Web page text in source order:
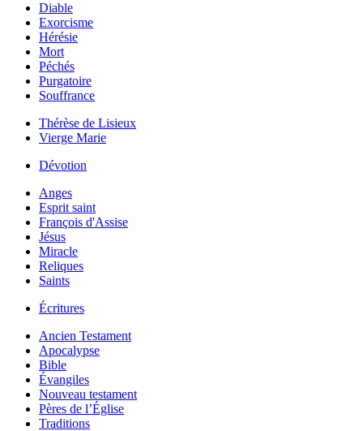
Diable
Exorcisme
Hérésie
Mort
Péchés
Purgatoire
Souffrance
Thérèse de Lisieux
Vierge Marie
Dévotion
Anges
Esprit saint
François d'Assise
Jésus
Miracle
Reliques
Saints
Écritures
Ancien Testament
Apocalypse
Bible
Évangiles
Nouveau testament
Pères de l’Église
Traditions